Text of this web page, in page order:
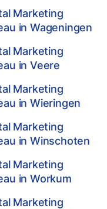
Marketing
in Wageningen
Marketing
in Veere
Marketing
in Wieringen
Marketing
in Winschoten
Marketing
in Workum
Marketing